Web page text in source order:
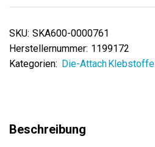
SKU: SKA600-0000761
Herstellernummer: 1199172
Kategorien: Die-Attach Klebstoffe